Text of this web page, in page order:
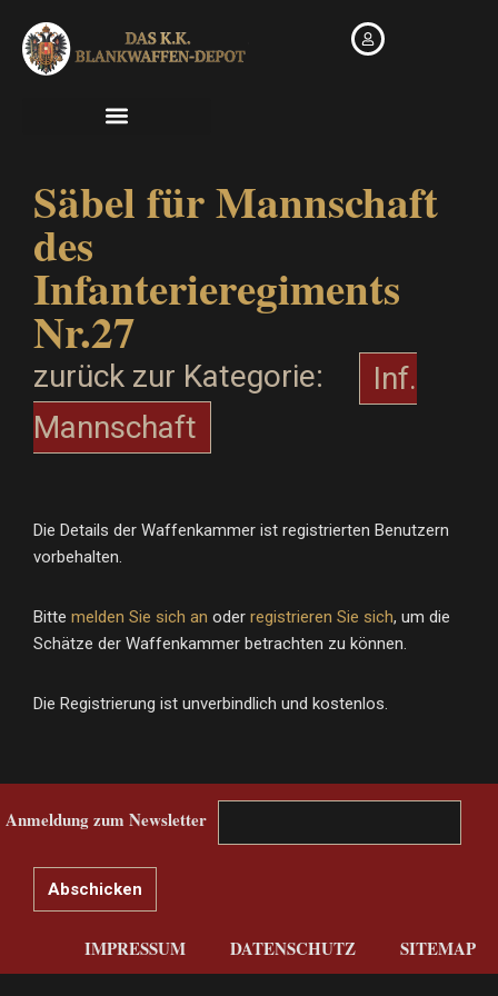
Zum
Säbel für Mannschaft
des
Infanterieregiments
Nr.27
zurück zur Kategorie:
Inf.
Mannschaft
Die Details der Waffenkammer ist registrierten Benutzern
vorbehalten.
Bitte melden Sie sich an oder registrieren Sie sich, um die
Schätze der Waffenkammer betrachten zu können.
Die Registrierung ist unverbindlich und kostenlos.
Anmeldung zum Newsletter
IMPRESSUM DATENSCHUTZ SITEMAP